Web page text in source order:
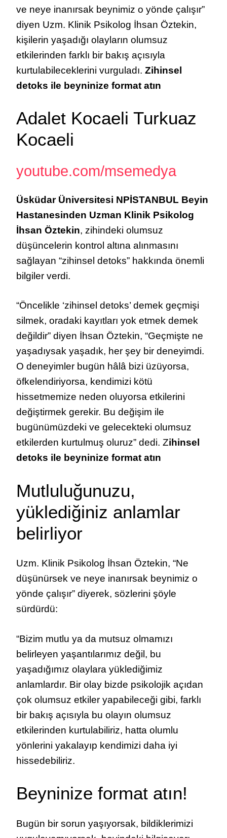
ve neye inanırsak beynimiz o yönde çalışır”
diyen Uzm. Klinik Psikolog İhsan Öztekin,
kişilerin yaşadığı olayların olumsuz
etkilerinden farklı bir bakış açısıyla
kurtulabileceklerini vurguladı. Zihinsel
detoks ile beyninize format atın
Adalet Kocaeli Turkuaz
Kocaeli
youtube.com/msemedya
Üsküdar Üniversitesi NPİSTANBUL Beyin
Hastanesinden Uzman Klinik Psikolog
İhsan Öztekin, zihindeki olumsuz
düşüncelerin kontrol altına alınmasını
sağlayan “zihinsel detoks” hakkında önemli
bilgiler verdi.
“Öncelikle ‘zihinsel detoks’ demek geçmişi
silmek, oradaki kayıtları yok etmek demek
değildir” diyen İhsan Öztekin, “Geçmişte ne
yaşadıysak yaşadık, her şey bir deneyimdi.
O deneyimler bugün hâlâ bizi üzüyorsa,
öfkelendiriyorsa, kendimizi kötü
hissetmemize neden oluyorsa etkilerini
değiştirmek gerekir. Bu değişim ile
bugünümüzdeki ve gelecekteki olumsuz
etkilerden kurtulmuş oluruz” dedi. Zihinsel
detoks ile beyninize format atın
Mutluluğunuzu,
yüklediğiniz anlamlar
belirliyor
Uzm. Klinik Psikolog İhsan Öztekin, “Ne
düşünürsek ve neye inanırsak beynimiz o
yönde çalışır” diyerek, sözlerini şöyle
sürdürdü:
“Bizim mutlu ya da mutsuz olmamızı
belirleyen yaşantılarımız değil, bu
yaşadığımız olaylara yüklediğimiz
anlamlardır. Bir olay bizde psikolojik açıdan
çok olumsuz etkiler yapabileceği gibi, farklı
bir bakış açısıyla bu olayın olumsuz
etkilerinden kurtulabiliriz, hatta olumlu
yönlerini yakalayıp kendimizi daha iyi
hissedebiliriz.
Beyninize format atın!
Bugün bir sorun yaşıyorsak, bildiklerimizi